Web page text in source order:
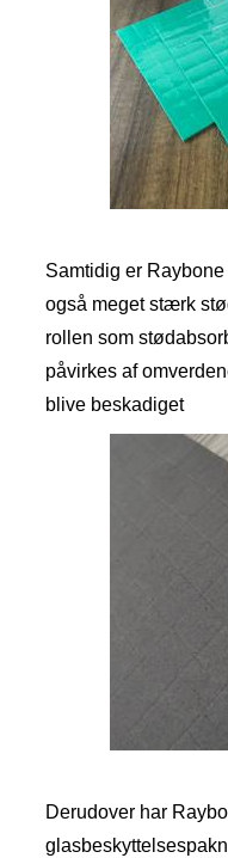
Samtidig er
også meget stærk
rollen som
påvirkes af
blive beskadiget
Derudover har